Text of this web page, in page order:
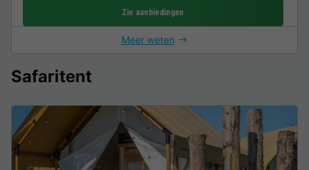
Zie aanbiedingen
Meer weten
Safaritent